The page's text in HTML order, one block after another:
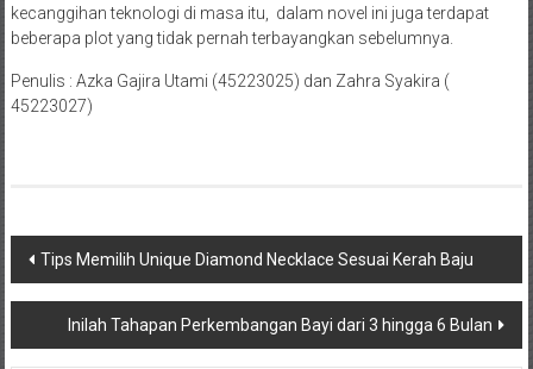
kecanggihan teknologi di masa itu, dalam novel ini juga terdapat
beberapa plot yang tidak pernah terbayangkan sebelumnya.
Penulis : Azka Gajira Utami (45223025) dan Zahra Syakira (
45223027)
Navigasi
pos
Tips Memilih Unique Diamond Necklace Sesuai Kerah Baju
Inilah Tahapan Perkembangan Bayi dari 3 hingga 6 Bulan